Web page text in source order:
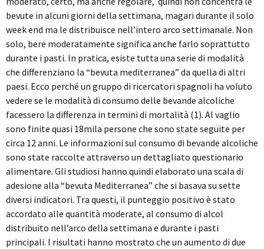
bevute in alcuni giorni della settimana, magari durante il solo
week end ma le distribuisce nell’intero arco settimanale. Non
solo, bere moderatamente significa anche farlo soprattutto
durante i pasti. In pratica, esiste tutta una serie di modalità
che differenziano la “bevuta mediterranea” da quella di altri
paesi. Ecco perché un gruppo di ricercatori spagnoli ha voluto
vedere se le modalità di consumo delle bevande alcoliche
facessero la differenza in termini di mortalità (1). Al vaglio
sono finite quasi 18mila persone che sono state seguite per
circa 12 anni. Le informazioni sul consumo di bevande alcoliche
sono state raccolte attraverso un dettagliato questionario
alimentare. Gli studiosi hanno quindi elaborato una scala di
adesione alla “bevuta Mediterranea” che si basava su sette
diversi indicatori. Tra questi, il punteggio positivo è stato
accordato alle quantità moderate, al consumo di alcol
distribuito nell’arco della settimana e durante i pasti
principali. I risultati hanno mostrato che un aumento di due